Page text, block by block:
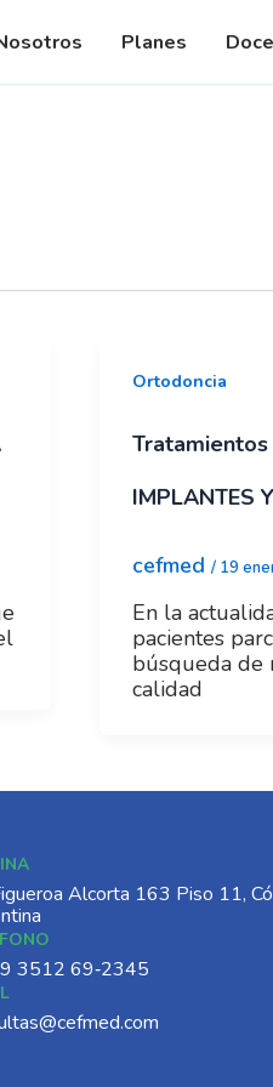
Planes
Ortodoncia
IMPLANTES
cefmed / 19
En la
pacientes
búsqueda de
calidad
Alcorta 163 Piso 11,
3512 69‑2345‬